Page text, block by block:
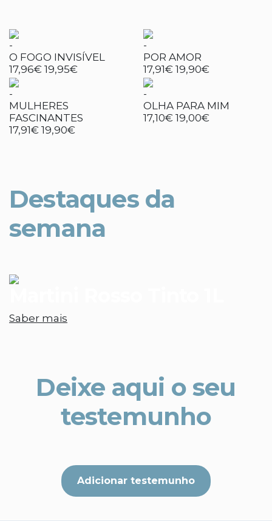
-
O FOGO INVISÍVEL
17,96€ 19,95€
-
POR AMOR
17,91€ 19,90€
-
MULHERES
FASCINANTES
17,91€ 19,90€
-
OLHA PARA MIM
17,10€ 19,00€
Destaques da
semana
Saber mais
Deixe aqui o seu
testemunho
Adicionar testemunho